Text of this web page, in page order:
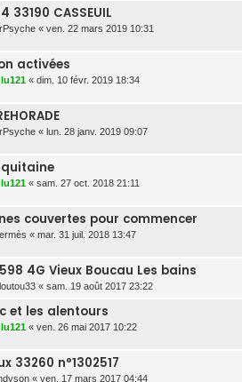
33190 CASSEUIL
« ven. 22 mars 2019 10:31
activées
« dim. 10 févr. 2019 18:34
« lun. 28 janv. 2019 09:07
« sam. 27 oct. 2018 21:11
couvertes pour commencer
« mar. 31 juil. 2018 13:47
4G Vieux Boucau Les bains
« sam. 19 août 2017 23:22
et les alentours
« ven. 26 mai 2017 10:22
33260 n°1302517
« ven. 17 mars 2017 04:44